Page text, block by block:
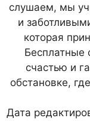
слушаем, мы
и
которая
Бесплатные
счастью и
обстановке,
Дата